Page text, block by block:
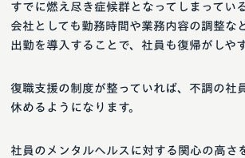
すでに燃え尽き症候群となってしまってい
会社としても勤務時間や業務内容の調整な
出勤を導入することで、社員も復帰がしや
復職支援の制度が整っていれば、不調の社
休めるようになります。
社員のメンタルヘルスに対する関心の高さ